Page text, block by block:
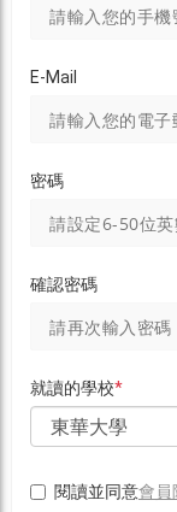
E-Mail
密碼
確認密碼
就讀的學校*
閱讀並同意會員